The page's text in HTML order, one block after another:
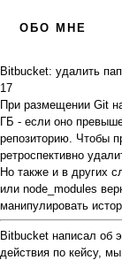
ОБО МНЕ
Bitbucket: удалить
17
При размещении Git
ГБ - если оно
репозиторию. Чтобы
ретроспективно
Но также и в других
или node_modules
манипулировать
Bitbucket написал об
действия по кейсу,